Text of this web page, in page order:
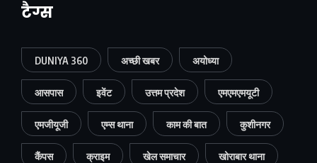
टैग्स
DUNIYA 360 अच्छी खबर अयोध्या
आसपास इवेंट उत्तम प्रदेश एमएमएमयूटी
एमजीयूजी एम्स थाना काम की बात कुशीनगर
कैंपस क्राइम खेल समाचार खोराबार थाना